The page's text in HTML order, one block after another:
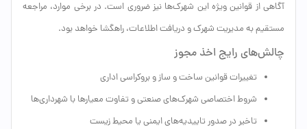
آگاهی از قوانین ویژه این شهرک‌ها نیز ضروری است. در برخی موارد، مراجعه
مستقیم به مدیریت شهرک و دریافت اطلاعات، راهگشا خواهد بود.
چالش‌های رایج اخذ مجوز
تغییرات قوانین ساخت‌ و ساز و بروکراسی اداری
شروط اختصاصی شهرک‌های صنعتی و تفاوت معیارها با شهرداری‌ها
تاخیر در صدور تاییدیه‌های ایمنی یا محیط زیست